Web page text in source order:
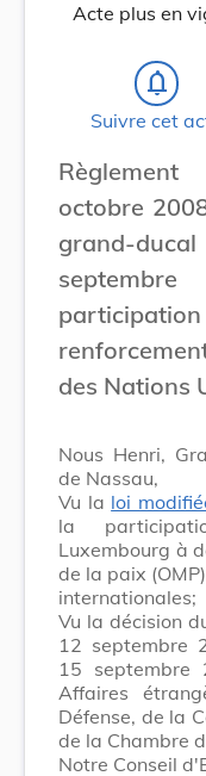
Acte plus en
notifications_none
Suivre cet
octobre
grand-
des Nations
Nous Henri,
de Nassau,
Vu la loi
la
Luxembourg à
de la paix
internationales;
Vu la décision
12 septembre
15 septembre
Affaires
Défense, de la
de la Chambre
Notre Conseil